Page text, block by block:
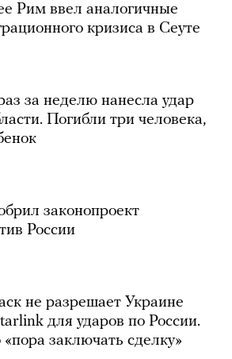
Рим ввел аналогичные
кризиса в Сеуте
за неделю нанесла удар
Погибли три человека,
законопроект
России
не разрешает Украине
для ударов по России.
«пора заключать сделку»